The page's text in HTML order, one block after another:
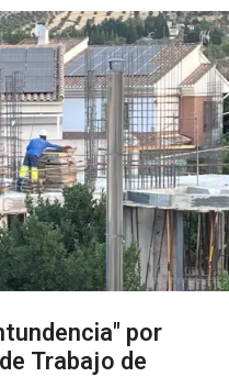
por
Trabajo de